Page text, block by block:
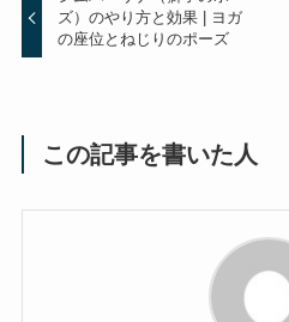
ズ）のやり方と効果 | ヨガ
の座位とねじりのポーズ
この記事を書いた人